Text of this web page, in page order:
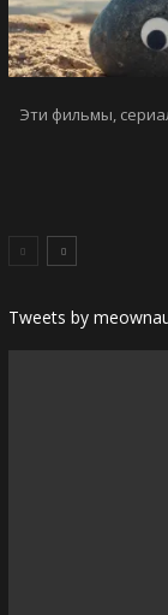
Эти фильмы,
Tweets by